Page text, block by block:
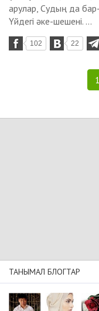
арулар, Судың да бар-
Үйдегі әке-шешені. ...
102 22
1
ТАНЫМАЛ БЛОГТАР